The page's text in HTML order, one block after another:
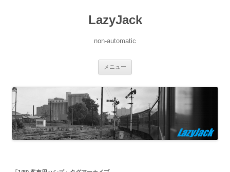
LazyJack
non-automatic
メニュー
ツ
へ
ス
キ
ッ
プ